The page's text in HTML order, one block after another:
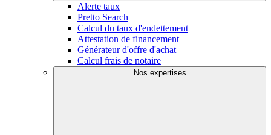
Alerte taux
Pretto Search
Calcul du taux d'endettement
Attestation de financement
Générateur d'offre d'achat
Calcul frais de notaire
Nos expertises